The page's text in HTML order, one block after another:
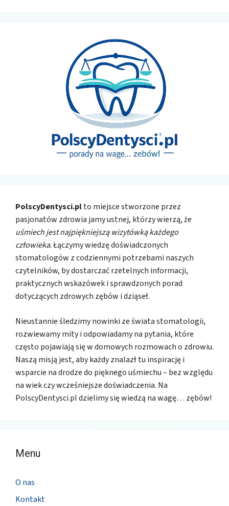
PolscyDentysci.plto miejsce stworzone przez
pasjonatów zdrowia jamy ustnej, którzy wierzą, że
uśmiech jest najpiękniejszą wizytówką każdego
człowieka. Łączymy wiedzę doświadczonych
stomatologów z codziennymi potrzebami naszych
czytelników, by dostarczać rzetelnych informacji,
praktycznych wskazówek i sprawdzonych porad
dotyczących zdrowych zębów i dziąseł.
Nieustannie śledzimy nowinki ze świata stomatologii,
rozwiewamy mity i odpowiadamy na pytania, które
często pojawiają się w domowych rozmowach o zdrowiu.
Naszą misją jest, aby każdy znalazł tu inspirację i
wsparcie na drodze do pięknego uśmiechu – bez względu
na wiek czy wcześniejsze doświadczenia. Na
PolscyDentysci.pl dzielimy się wiedzą na wagę… zębów!
Menu
O nas
Kontakt